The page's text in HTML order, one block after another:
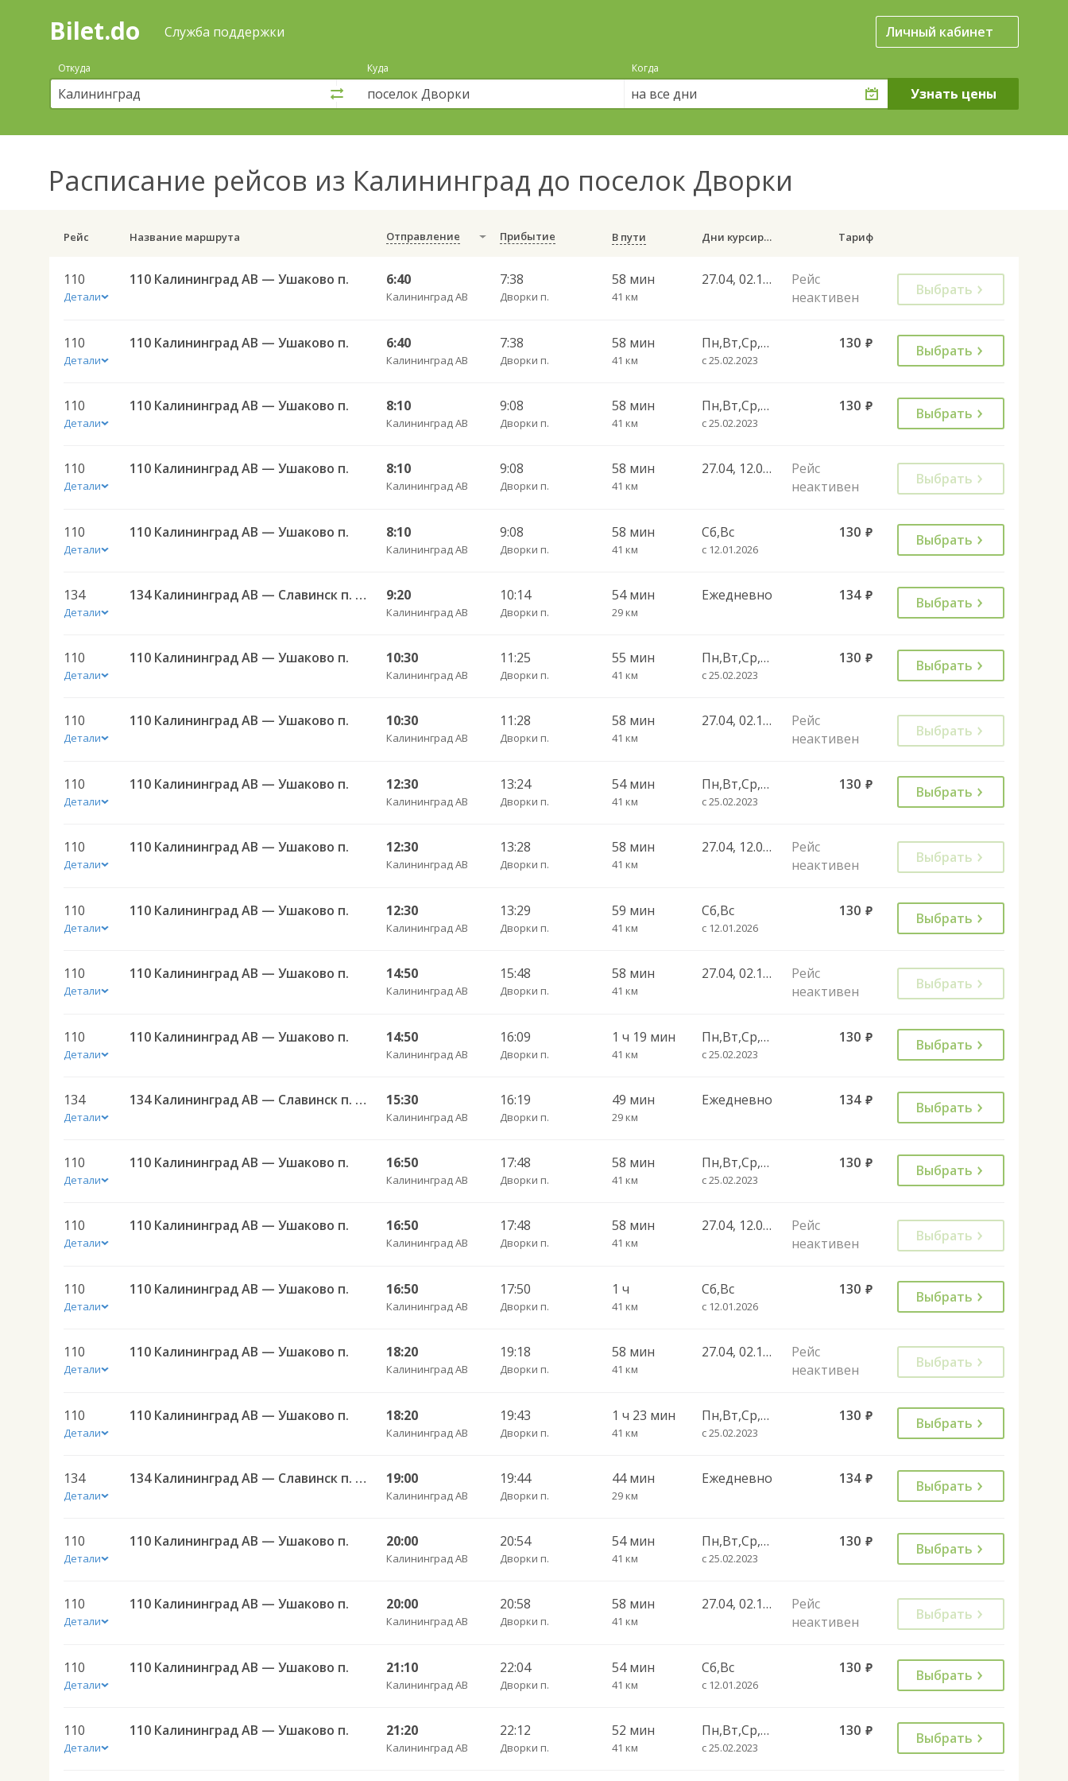
Поиск
покупка
билетов
автобус
онлайн
Bilet.do Служба поддержки Личный кабинет
Откуда Куда Когда
на все дни
Расписание рейсов из Калининград до поселок Дворки
Рейс Название маршрута Отправление Прибытие В пути Дни курсирования Тариф
110
Детали
110 Калининград АВ — Ушаково п. 6:40
Калининград АВ
7:38
Дворки п.
58 мин
41 км
27.04, 02.11, 28.12, 01.11
Рейс
неактивен
Выбрать
110
Детали
110 Калининград АВ — Ушаково п. 6:40
Калининград АВ
7:38
Дворки п.
58 мин
41 км
Пн,Вт,Ср,Чт,Пт
с 25.02.2023
130 руб. Выбрать
110
Детали
110 Калининград АВ — Ушаково п. 8:10
Калининград АВ
9:08
Дворки п.
58 мин
41 км
Пн,Вт,Ср,Чт,Пт
с 25.02.2023
130 руб. Выбрать
110
Детали
110 Калининград АВ — Ушаково п. 8:10
Калининград АВ
9:08
Дворки п.
58 мин
41 км
27.04, 12.06, 02.11, 28.12, 01.11
Рейс
неактивен
Выбрать
110
Детали
110 Калининград АВ — Ушаково п. 8:10
Калининград АВ
9:08
Дворки п.
58 мин
41 км
Сб,Вс
с 12.01.2026
130 руб. Выбрать
134
Детали
134 Калининград АВ — Славинск п. ч/з Звеньевое п. 9:20
Калининград АВ
10:14
Дворки п.
54 мин
29 км
Ежедневно 134 руб. Выбрать
110
Детали
110 Калининград АВ — Ушаково п. 10:30
Калининград АВ
11:25
Дворки п.
55 мин
41 км
Пн,Вт,Ср,Чт,Пт
с 25.02.2023
130 руб. Выбрать
110
Детали
110 Калининград АВ — Ушаково п. 10:30
Калининград АВ
11:28
Дворки п.
58 мин
41 км
27.04, 02.11, 28.12, 01.11
Рейс
неактивен
Выбрать
110
Детали
110 Калининград АВ — Ушаково п. 12:30
Калининград АВ
13:24
Дворки п.
54 мин
41 км
Пн,Вт,Ср,Чт,Пт
с 25.02.2023
130 руб. Выбрать
110
Детали
110 Калининград АВ — Ушаково п. 12:30
Калининград АВ
13:28
Дворки п.
58 мин
41 км
27.04, 12.06, 02.11, 28.12, 01.11
Рейс
неактивен
Выбрать
110
Детали
110 Калининград АВ — Ушаково п. 12:30
Калининград АВ
13:29
Дворки п.
59 мин
41 км
Сб,Вс
с 12.01.2026
130 руб. Выбрать
110
Детали
110 Калининград АВ — Ушаково п. 14:50
Калининград АВ
15:48
Дворки п.
58 мин
41 км
27.04, 02.11, 28.12, 01.11
Рейс
неактивен
Выбрать
110
Детали
110 Калининград АВ — Ушаково п. 14:50
Калининград АВ
16:09
Дворки п.
1 ч 19 мин
41 км
Пн,Вт,Ср,Чт,Пт
с 25.02.2023
130 руб. Выбрать
134
Детали
134 Калининград АВ — Славинск п. ч/з Звеньевое п. 15:30
Калининград АВ
16:19
Дворки п.
49 мин
29 км
Ежедневно 134 руб. Выбрать
110
Детали
110 Калининград АВ — Ушаково п. 16:50
Калининград АВ
17:48
Дворки п.
58 мин
41 км
Пн,Вт,Ср,Чт,Пт
с 25.02.2023
130 руб. Выбрать
110
Детали
110 Калининград АВ — Ушаково п. 16:50
Калининград АВ
17:48
Дворки п.
58 мин
41 км
27.04, 12.06, 02.11, 28.12, 01.11
Рейс
неактивен
Выбрать
110
Детали
110 Калининград АВ — Ушаково п. 16:50
Калининград АВ
17:50
Дворки п.
1 ч
41 км
Сб,Вс
с 12.01.2026
130 руб. Выбрать
110
Детали
110 Калининград АВ — Ушаково п. 18:20
Калининград АВ
19:18
Дворки п.
58 мин
41 км
27.04, 02.11, 28.12, 01.11
Рейс
неактивен
Выбрать
110
Детали
110 Калининград АВ — Ушаково п. 18:20
Калининград АВ
19:43
Дворки п.
1 ч 23 мин
41 км
Пн,Вт,Ср,Чт,Пт
с 25.02.2023
130 руб. Выбрать
134
Детали
134 Калининград АВ — Славинск п. ч/з Звеньевое п. 19:00
Калининград АВ
19:44
Дворки п.
44 мин
29 км
Ежедневно 134 руб. Выбрать
110
Детали
110 Калининград АВ — Ушаково п. 20:00
Калининград АВ
20:54
Дворки п.
54 мин
41 км
Пн,Вт,Ср,Чт,Пт
с 25.02.2023
130 руб. Выбрать
110
Детали
110 Калининград АВ — Ушаково п. 20:00
Калининград АВ
20:58
Дворки п.
58 мин
41 км
27.04, 02.11, 28.12, 01.11
Рейс
неактивен
Выбрать
110
Детали
110 Калининград АВ — Ушаково п. 21:10
Калининград АВ
22:04
Дворки п.
54 мин
41 км
Сб,Вс
с 12.01.2026
130 руб. Выбрать
110
Детали
110 Калининград АВ — Ушаково п. 21:20
Калининград АВ
22:12
Дворки п.
52 мин
41 км
Пн,Вт,Ср,Чт,Пт
с 25.02.2023
130 руб. Выбрать